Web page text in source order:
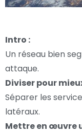
Intro :
Un réseau bien
attaque.
Diviser pour
Séparer les
latéraux.
Mettre en œuvre